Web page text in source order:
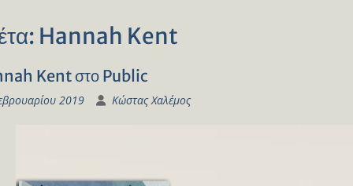
Hannah Kent
Kent στο Public
2019 Κώστας Χαλέμος